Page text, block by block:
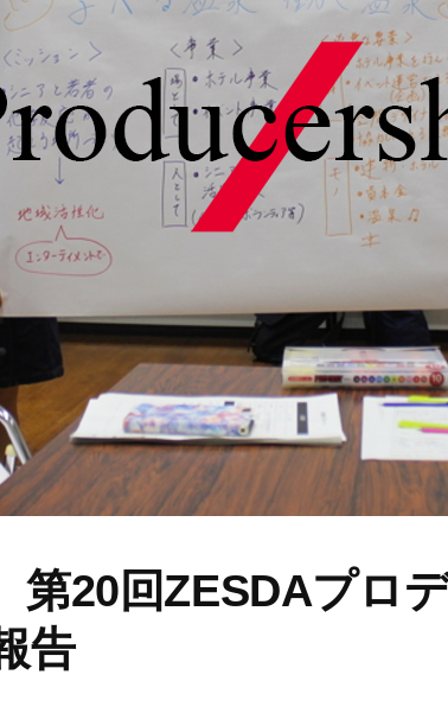
第20回ZESDAプロ
告